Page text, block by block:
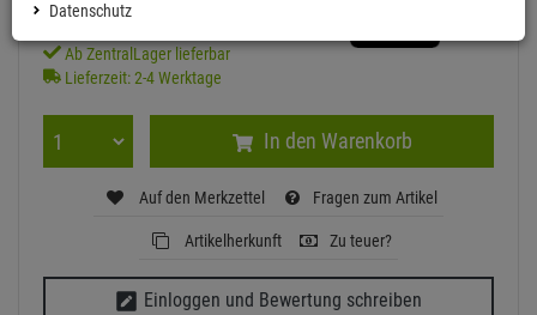
Ab ZentralLager lieferbar
Lieferzeit: 2-4 Werktage
In den Warenkorb
Auf den Merkzettel Fragen zum Artikel
Artikelherkunft Zu teuer?
Einloggen und Bewertung schreiben
Datenschutz